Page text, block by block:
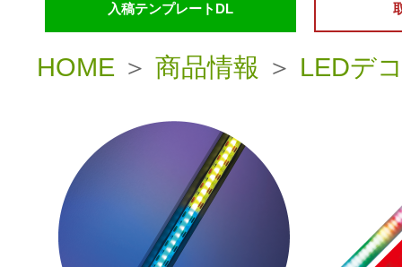
入稿テンプレートDL
HOME ＞ 商品情報 ＞ LEDデ